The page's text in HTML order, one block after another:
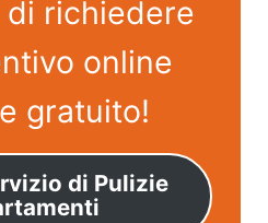
richiedere
online
gratuito!
di Pulizie